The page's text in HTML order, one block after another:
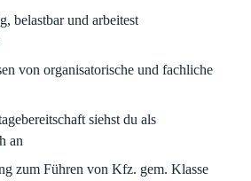
belastbar und arbeitest
von organisatorische und fachliche
siehst du als
an
zum Führen von Kfz. gem. Klasse